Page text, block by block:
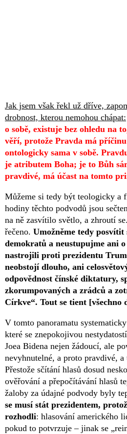
Jak jsem však řekl už dříve,
drobnost, kterou nemohou chápat:
o sobě, existuje bez ohledu na
věří, protože Pravda má
ontologicky sama v sobě.
je atributem Boha; je to Bůh
pravdivé, má účast na tomto
Můžeme si tedy být teologicky a
hodiny těchto podvodů jsou
na ně zasvítilo světlo, a zhroutí
řečeno. Umožněme tedy
demokratů a neustupujme ani
nastrojili proti prezidentu
neobstojí dlouho, ani
odpovědnost čínské diktatury,
zkorumpovaných a zrádců a
Církve“. Tout se tient [všechno
V tomto panoramatu
které se znepokojivou
Joea Bidena nejen žádoucí, ale
nevyhnutelné, a proto pravdivé,
Přestože sčítání hlasů dosud
ověřování a přepočítávání hlasů
žaloby za údajné podvody byly
se musí stát prezidentem,
rozhodli: hlasování amerického
pokud to potvrzuje – jinak se